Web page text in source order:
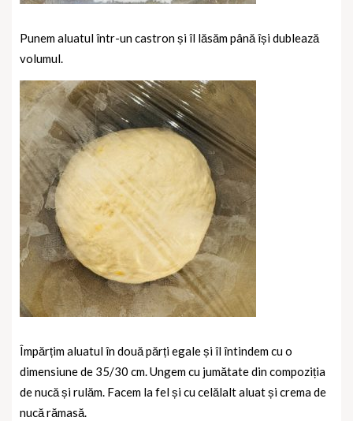
Punem aluatul într-un castron și îl lăsăm până își dublează
volumul.
Împărțim aluatul în două părți egale și îl întindem cu o
dimensiune de 35/30 cm. Ungem cu jumătate din compoziția
de nucă și rulăm. Facem la fel și cu celălalt aluat și crema de
nucă rămasă.